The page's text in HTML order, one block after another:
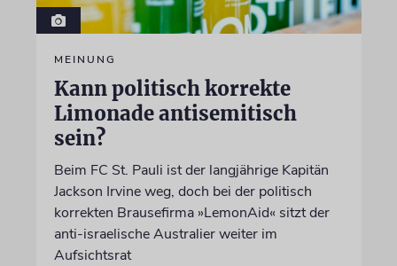
MEINUNG
Kann politisch korrekte
Limonade antisemitisch
sein?
Beim FC St. Pauli ist der langjährige Kapitän
Jackson Irvine weg, doch bei der politisch
korrekten Brausefirma »LemonAid« sitzt der
anti-israelische Australier weiter im
Aufsichtsrat